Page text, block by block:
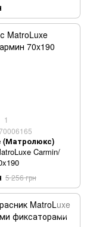
1
(Матролюкс)
Carmin/
5 256 грн